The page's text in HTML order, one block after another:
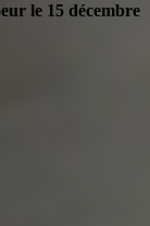
le 15 décembre